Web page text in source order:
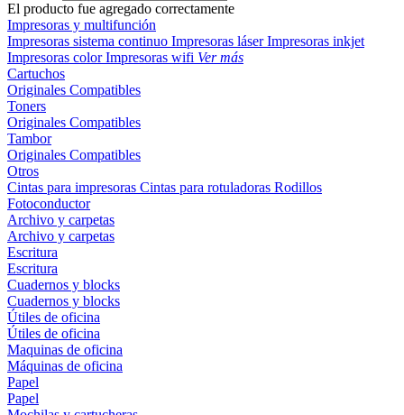
El producto fue agregado correctamente
Impresoras y multifunción
Impresoras sistema continuo Impresoras láserImpresoras inkjet
Impresoras colorImpresoras wifi Ver más
Cartuchos
Originales Compatibles
Toners
Originales Compatibles
Tambor
Originales Compatibles
Otros
Cintas para impresoras Cintas para rotuladoras Rodillos
Fotoconductor
Archivo y carpetas
Archivo y carpetas
Escritura
Escritura
Cuadernos y blocks
Cuadernos y blocks
Útiles de oficina
Útiles de oficina
Maquinas de oficina
Máquinas de oficina
Papel
Papel